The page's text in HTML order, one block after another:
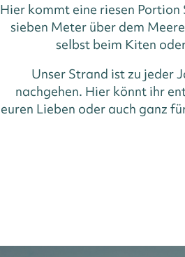
Hier kommt eine riesen
sieben Meter über dem
selbst beim Kiten
Unser Strand ist zu jeder
nachgehen. Hier könnt ihr
euren Lieben oder auch ganz